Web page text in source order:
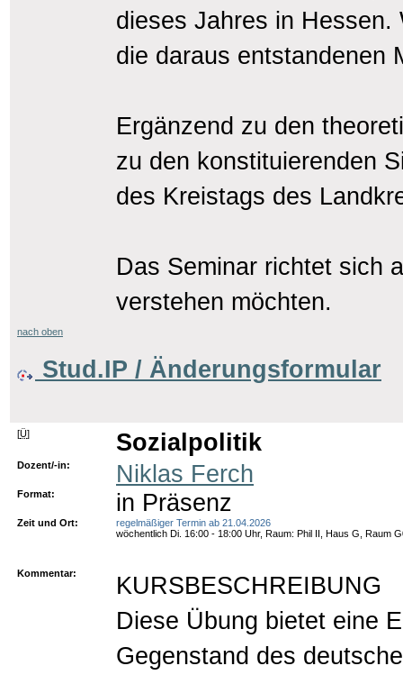
dieses Jahres in Hessen.
die daraus entstandenen
Ergänzend zu den
zu den konstituierenden
des Kreistags des
Das Seminar richtet sich
verstehen möchten.
nach oben
Stud.IP / Änderungsformular
[Ü] Sozialpolitik
Dozent/-in: Niklas Ferch
Format: in Präsenz
Zeit und Ort:
regelmäßiger Termin ab 21.04.2026
wöchentlich Di. 16:00 - 18:00 Uhr, Raum: Phil II, Haus G, Raum
Kommentar:
KURSBESCHREIBUNG
Diese Übung bietet eine
Gegenstand des